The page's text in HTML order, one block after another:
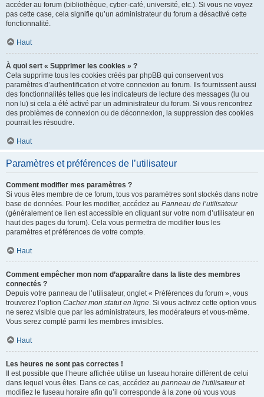
accéder au forum (bibliothèque, cyber-café, université, etc.). Si vous ne voyez
pas cette case, cela signifie qu’un administrateur du forum a désactivé cette
fonctionnalité.
Haut
À quoi sert « Supprimer les cookies » ?
Cela supprime tous les cookies créés par phpBB qui conservent vos
paramètres d’authentification et votre connexion au forum. Ils fournissent aussi
des fonctionnalités telles que les indicateurs de lecture des messages (lu ou
non lu) si cela a été activé par un administrateur du forum. Si vous rencontrez
des problèmes de connexion ou de déconnexion, la suppression des cookies
pourrait les résoudre.
Haut
Paramètres et préférences de l’utilisateur
Comment modifier mes paramètres ?
Si vous êtes membre de ce forum, tous vos paramètres sont stockés dans notre
base de données. Pour les modifier, accédez au Panneau de l’utilisateur
(généralement ce lien est accessible en cliquant sur votre nom d’utilisateur en
haut des pages du forum). Cela vous permettra de modifier tous les
paramètres et préférences de votre compte.
Haut
Comment empêcher mon nom d’apparaître dans la liste des membres
connectés ?
Depuis votre panneau de l’utilisateur, onglet « Préférences du forum », vous
trouverez l’option Cacher mon statut en ligne. Si vous activez cette option vous
ne serez visible que par les administrateurs, les modérateurs et vous-même.
Vous serez compté parmi les membres invisibles.
Haut
Les heures ne sont pas correctes !
Il est possible que l’heure affichée utilise un fuseau horaire différent de celui
dans lequel vous êtes. Dans ce cas, accédez au panneau de l’utilisateuret
modifiez le fuseau horaire afin qu’il corresponde à la zone où vous vous